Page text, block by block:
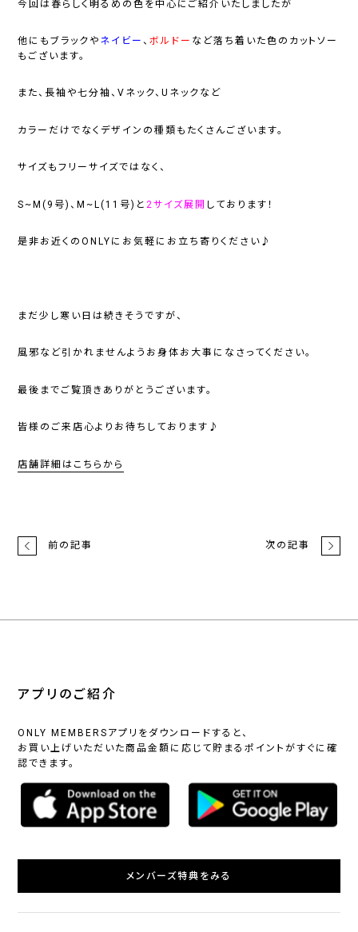
今回は春らしく明るめの色を中心にご紹介いたしましたが
他にもブラックや ネイビー 、ボルドー など落ち着いた色のカットソー
もございます。
また、長袖や七分袖、Vネック、Uネックなど
カラーだけでなくデザインの種類もたくさんございます。
サイズもフリーサイズではなく、
S~M(9号)、M~L(11号)と 2サイズ展開 しております！
是非お近くのONLYにお気軽にお立ち寄りください♪
まだ少し寒い日は続きそうですが、
風邪など引かれませんようお身体お大事になさってください。
最後までご覧頂きありがとうございます。
皆様のご来店心よりお待ちしております♪
店舗詳細はこちらから
前の記事 次の記事
アプリのご紹介
ONLY MEMBERSアプリをダウンロードすると、
お買い上げいただいた商品金額に応じて貯まるポイントがすぐに確
認できます。
メンバーズ特典をみる